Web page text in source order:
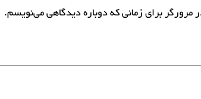
مرورگر برای زمانی که دوباره دیدگاهی می‌نویسم.